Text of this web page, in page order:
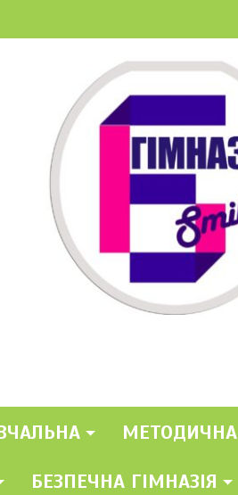
МЕТОДИЧНА
БЕЗПЕЧНА ГІМНАЗІЯ